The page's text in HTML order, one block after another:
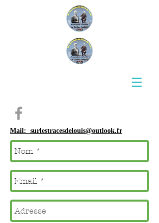
Mail: surlestracesdelouis@outlook.fr